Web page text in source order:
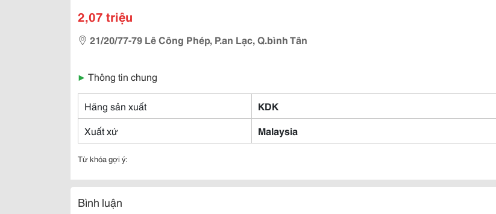
2,07 triệu
21/20/77-79 Lê Công Phép, P.an Lạc, Q.bình Tân
▶ Thông tin chung
Hãng sản xuất
KDK
Xuất xứ
Malaysia
Từ khóa gợi ý:
Bình luận